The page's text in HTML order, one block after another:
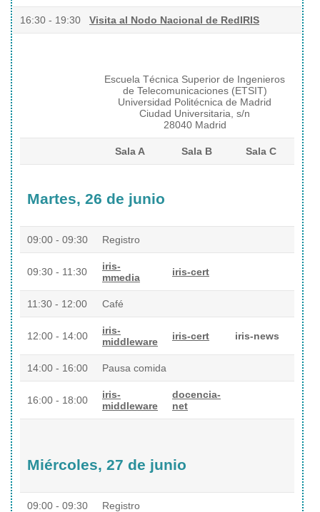
16:30 - 19:30 Visita al Nodo Nacional de RedIRIS
Escuela Técnica Superior de Ingenieros
de Telecomunicaciones (ETSIT)
Universidad Politécnica de Madrid
Ciudad Universitaria, s/n
28040 Madrid
Sala A Sala B Sala C
Martes, 26 de junio
09:00 - 09:30 Registro
09:30 - 11:30
iris-
mmedia
iris-cert
11:30 - 12:00 Café
12:00 - 14:00
iris-
middleware
iris-cert iris-news
14:00 - 16:00 Pausa comida
16:00 - 18:00
iris-
middleware
docencia-
net
Miércoles, 27 de junio
09:00 - 09:30 Registro